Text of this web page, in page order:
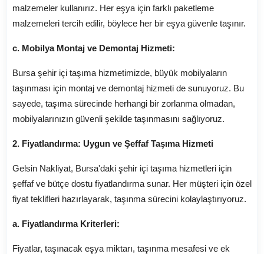
malzemeler kullanırız. Her eşya için farklı paketleme
malzemeleri tercih edilir, böylece her bir eşya güvenle taşınır.
c. Mobilya Montaj ve Demontaj Hizmeti:
Bursa şehir içi taşıma hizmetimizde, büyük mobilyaların
taşınması için montaj ve demontaj hizmeti de sunuyoruz. Bu
sayede, taşıma sürecinde herhangi bir zorlanma olmadan,
mobilyalarınızın güvenli şekilde taşınmasını sağlıyoruz.
2. Fiyatlandırma: Uygun ve Şeffaf Taşıma Hizmeti
Gelsin Nakliyat, Bursa'daki şehir içi taşıma hizmetleri için
şeffaf ve bütçe dostu fiyatlandırma sunar. Her müşteri için özel
fiyat teklifleri hazırlayarak, taşınma sürecini kolaylaştırıyoruz.
a. Fiyatlandırma Kriterleri:
Fiyatlar, taşınacak eşya miktarı, taşınma mesafesi ve ek